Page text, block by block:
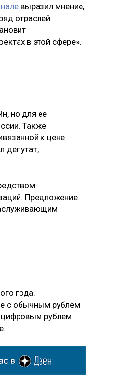
выразил мнение,
отраслей
в этой сфере».
но для ее
Также
к цене
депутат,
Предложение
года.
с обычным рублём.
цифровым рублём